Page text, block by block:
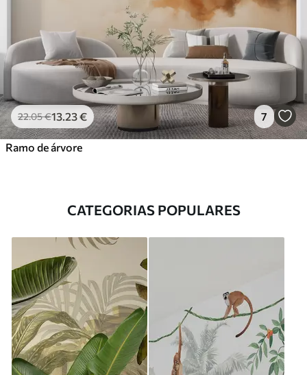
22.05€13 .23€ 7
Ramo de árvore
CATEGORIAS POPULARES